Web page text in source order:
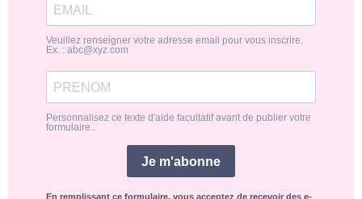
Veuillez renseigner votre adresse email pour vous inscrire.
Ex. : abc@xyz.com
Personnalisez ce texte d'aide facultatif avant de publier votre
formulaire..
Je m'abonne
En remplissant ce formulaire, vous acceptez de recevoir des e-